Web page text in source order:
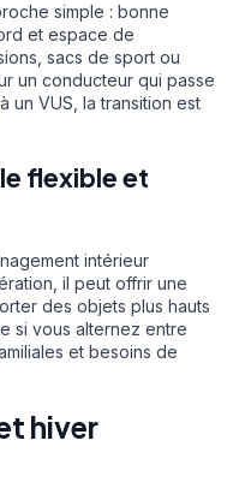
simple : bonne
et espace de
sacs de sport ou
un conducteur qui passe
un VUS, la transition est
flexible et
intérieur
il peut offrir une
des objets plus hauts
si vous alternez entre
et besoins de
hiver